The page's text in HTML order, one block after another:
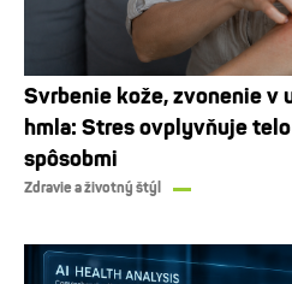
Svrbenie kože, zvonenie v
hmla: Stres ovplyvňuje
spôsobmi
Zdravie a životný štýl